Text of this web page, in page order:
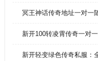
冥王神话传奇地址一对一
新开100转凌霄传奇一对
新开轻变绿色传奇私服：